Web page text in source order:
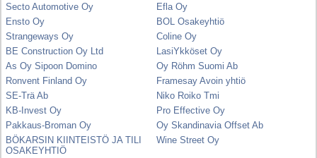
Secto Automotive Oy
Efla Oy
Ensto Oy
BOL Osakeyhtiö
Strangeways Oy
Coline Oy
BE Construction Oy Ltd
LasiYkköset Oy
As Oy Sipoon Domino
Oy Röhm Suomi Ab
Ronvent Finland Oy
Framesay Avoin yhtiö
SE-Trä Ab
Niko Roiko Tmi
KB-Invest Oy
Pro Effective Oy
Pakkaus-Broman Oy
Oy Skandinavia Offset Ab
BÖKARSIN KIINTEISTÖ JA TILI
OSAKEYHTIÖ
Wine Street Oy